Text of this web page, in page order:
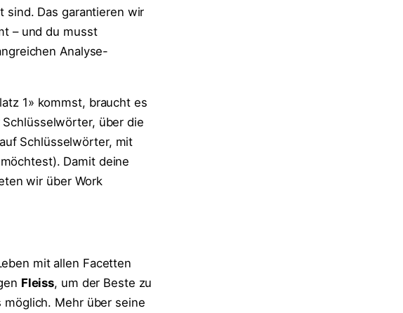
sind. Das garantieren wir
– und du musst
Analyse-
1» kommst, braucht es
über die
Schlüsselwörter, mit
Damit deine
wir über Work
mit allen Facetten
Fleiss, um der Beste zu
Mehr über seine